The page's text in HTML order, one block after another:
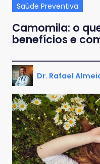
Saúde Preventiva
Camomila: o
benefícios e
Dr. Rafael